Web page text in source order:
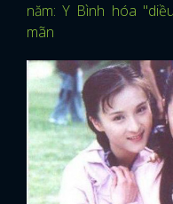
năm: Y Bình hóa
mãn